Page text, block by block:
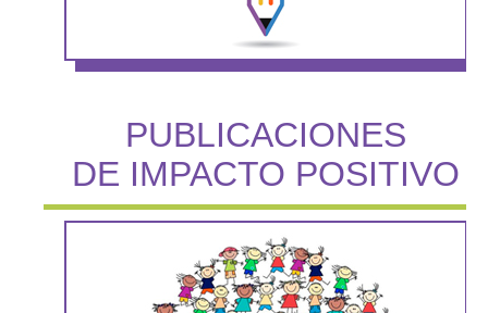
PUBLICACIONES
DE IMPACTO POSITIVO